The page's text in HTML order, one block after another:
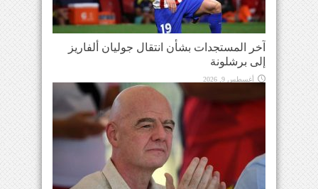
آخر المستجدات بشأن انتقال جوليان ألفاريز
إلى برشلونة
أغسطس 9, 2026